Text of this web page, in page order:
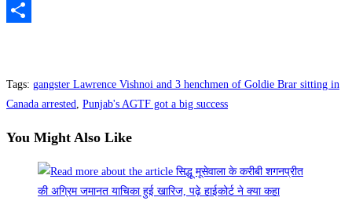
Telegram
Tags: gangster Lawrence Vishnoi and 3 henchmen of Goldie Brar sitting in
Canada arrested
Punjab's AGTF got a big success
You Might Also Like